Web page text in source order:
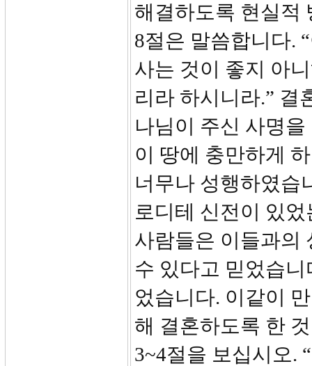
해결하도록 현실적
8절은 말씀합니다.
사는 것이 좋지 아
리라 하시니라.” 결
나님이 주신 사명
이 땅에 충만하게
너무나 성행하였습
로디테 신전이 있
사람들은 이들과의
수 있다고 믿었습
었습니다. 이같이
해 결혼하도록 한
3~4절을 보십시오.